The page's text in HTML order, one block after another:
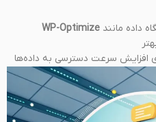
داده مانند WP-Optimize
افزایش سرعت دسترسی به داده‌ها